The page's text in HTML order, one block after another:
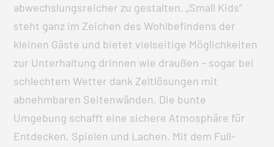
abwechslungsreicher zu gestalten. „Small Kids“
steht ganz im Zeichen des Wohlbefindens der
kleinen Gäste und bietet vielseitige Möglichkeiten
zur Unterhaltung drinnen wie draußen – sogar bei
schlechtem Wetter dank Zeltlösungen mit
abnehmbaren Seitenwänden. Die bunte
Umgebung schafft eine sichere Atmosphäre für
Entdecken, Spielen und Lachen. Mit dem Full-